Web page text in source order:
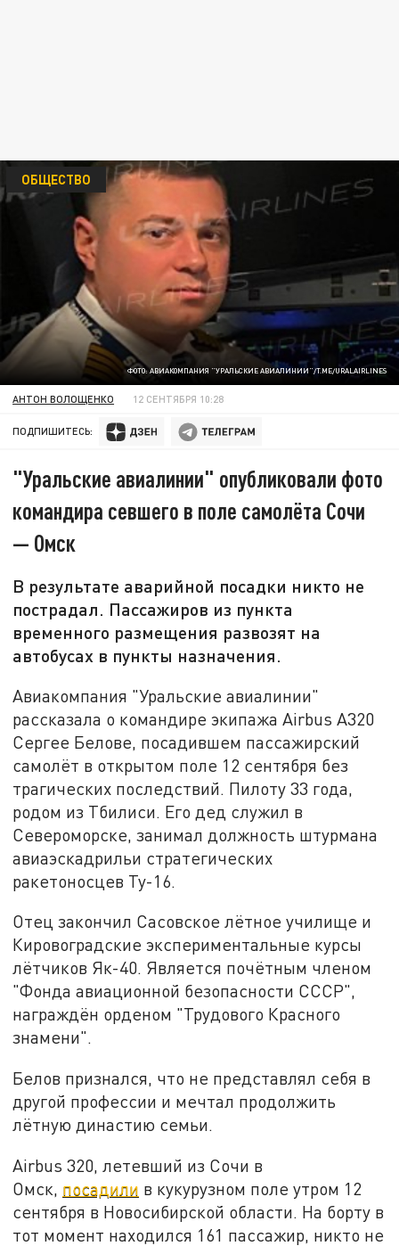
ФОТО: АВИАКОМПАНИЯ "УРАЛЬСКИЕ АВИАЛИНИИ"/T.ME/URALAIRLINES
ОБЩЕСТВО
АНТОН ВОЛОЩЕНКО 12 СЕНТЯБРЯ 10:28
ПОДПИШИТЕСЬ:
"Уральские авиалинии" опубликовали фото
командира севшего в поле самолёта Сочи
— Омск
В результате аварийной посадки никто не
пострадал. Пассажиров из пункта
временного размещения развозят на
автобусах в пункты назначения.
Авиакомпания "Уральские авиалинии"
рассказала о командире экипажа Airbus A320
Сергее Белове, посадившем пассажирский
самолёт в открытом поле 12 сентября без
трагических последствий. Пилоту 33 года,
родом из Тбилиси. Его дед служил в
Североморске, занимал должность штурмана
авиаэскадрильи стратегических
ракетоносцев Ту-16.
Отец закончил Сасовское лётное училище и
Кировоградские экспериментальные курсы
лётчиков Як-40. Является почётным членом
"Фонда авиационной безопасности СССР",
награждён орденом "Трудового Красного
знамени".
Белов признался, что не представлял себя в
другой профессии и мечтал продолжить
лётную династию семьи.
Airbus 320, летевший из Сочи в
Омск, посадили в кукурузном поле утром 12
сентября в Новосибирской области. На борту в
тот момент находился 161 пассажир, никто не